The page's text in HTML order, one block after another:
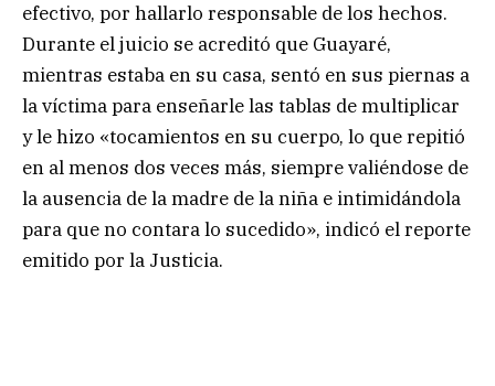
efectivo, por hallarlo responsable de los hechos.
Durante el juicio se acreditó que Guayaré,
mientras estaba en su casa, sentó en sus piernas a
la víctima para enseñarle las tablas de multiplicar
y le hizo «tocamientos en su cuerpo, lo que repitió
en al menos dos veces más, siempre valiéndose de
la ausencia de la madre de la niña e intimidándola
para que no contara lo sucedido», indicó el reporte
emitido por la Justicia.